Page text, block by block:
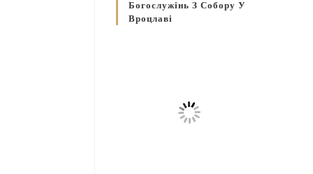
Богослужінь З Собору У
Вроцлаві